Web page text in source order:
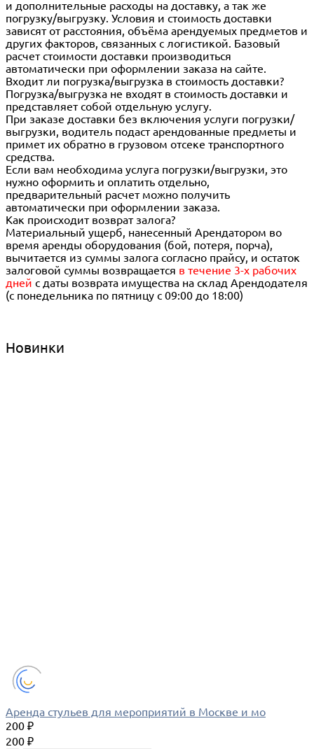
и дополнительные расходы на доставку, а так же
погрузку/выгрузку. Условия и стоимость доставки
зависят от расстояния, объёма арендуемых предметов и
других факторов, связанных с логистикой. Базовый
расчет стоимости доставки производиться
автоматически при оформлении заказа на сайте.
Входит ли погрузка/выгрузка в стоимость доставки?
Погрузка/выгрузка не входят в стоимость доставки и
представляет собой отдельную услугу.
При заказе доставки без включения услуги погрузки/
выгрузки, водитель подаст арендованные предметы и
примет их обратно в грузовом отсеке транспортного
средства.
Если вам необходима услуга погрузки/выгрузки, это
нужно оформить и оплатить отдельно,
предварительный расчет можно получить
автоматически при оформлении заказа.
Как происходит возврат залога?
Материальный ущерб, нанесенный Арендатором во
время аренды оборудования (бой, потеря, порча),
вычитается из суммы залога согласно прайсу, и остаток
залоговой суммы возвращается в течение 3-х рабочих
дней с даты возврата имущества на склад Арендодателя
(с понедельника по пятницу с 09:00 до 18:00)
Новинки
Аренда стульев для мероприятий в Москве и мо
200 ₽
200 ₽